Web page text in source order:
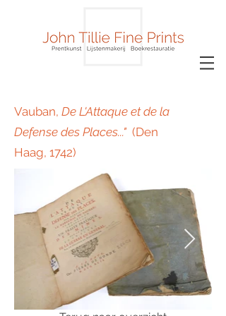
Vauban, De L'Attaque et de la
Defense des Places..." (Den
Haag, 1742)